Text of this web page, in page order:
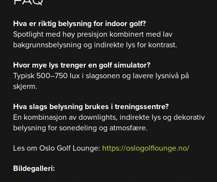
Hva er riktig belysning for indoor golf?
Spotlight med høy presisjon kombinert med lav
bakgrunnsbelysning og indirekte lys for kontrast.
Hvor mye lys trenger en golf simulator?
Typisk 500–750 lux i slagsonen og lavere lysnivå på
skjerm.
Hva slags belysning brukes i treningssentre?
En kombinasjon av downlights, indirekte lys og dekorativ
belysning for sonedeling og atmosfære.
Les om Oslo Golf Lounge: https://oslogolflounge.no/
Bildegalleri: